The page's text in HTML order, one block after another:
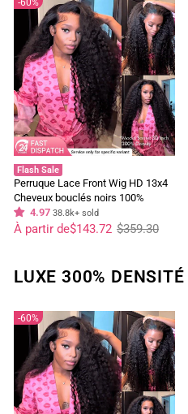
Flash Sale
Perruque Lace Front Wig HD 13x4
Cheveux bouclés noirs 100%
cheveux humains vierges pré-
épilés - Geeta Hair
4.97 38.8k+ sold
Prix
régulier
$359.30
Prix
réduit
À partir de$143.72
LUXE 300% DENSITÉ
60%